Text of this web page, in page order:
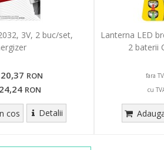
3V, 2 buc/set,
20,37 RON
24,24 RON
cos Detalii
Lanterna LED
2 baterii
fara
cu